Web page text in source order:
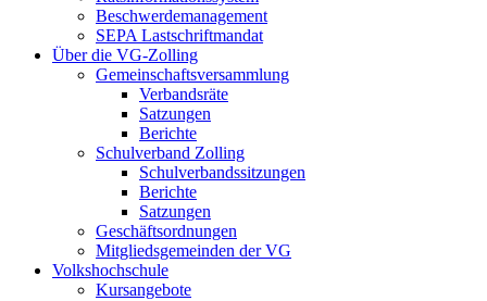
Beschwerdemanagement
SEPA Lastschriftmandat
Über die VG-Zolling
Gemeinschaftsversammlung
Verbandsräte
Satzungen
Berichte
Schulverband Zolling
Schulverbandssitzungen
Berichte
Satzungen
Geschäftsordnungen
Mitgliedsgemeinden der VG
Volkshochschule
Kursangebote